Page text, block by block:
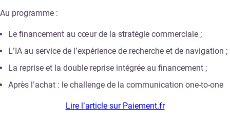
Au programme :
Le financement au cœur de la stratégie commerciale ;
L’IA au service de l’expérience de recherche et de navigation ;
La reprise et la double reprise intégrée au financement ;
Après l’achat : le challenge de la communication one-to-one
Lire l’article sur Paiement.fr